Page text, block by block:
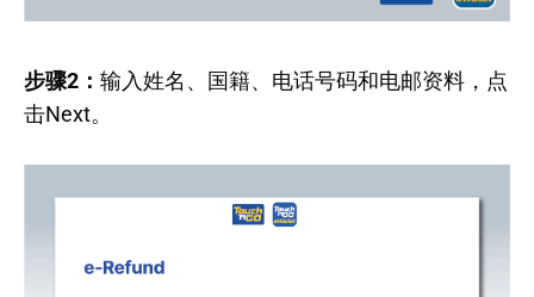
步骤2： 输入姓名、国籍、电话号码和电邮资料，点
击Next。